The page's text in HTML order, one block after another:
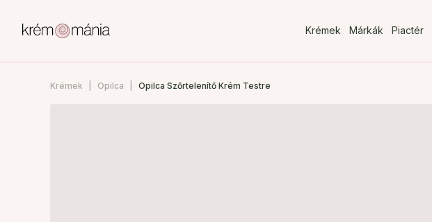
Krémek Márkák Piactér
Krémek Opilca Opilca Szőrtelenítő Krém Testre